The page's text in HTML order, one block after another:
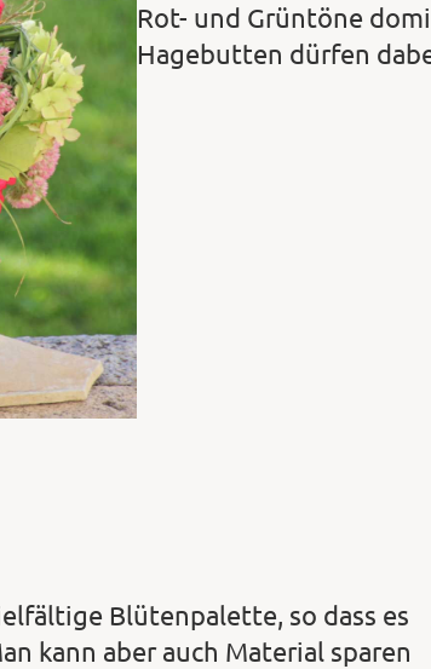
Rot- und Grüntöne
Hagebutten dürfen
Blütenpalette, so dass es
kann aber auch Material sparen